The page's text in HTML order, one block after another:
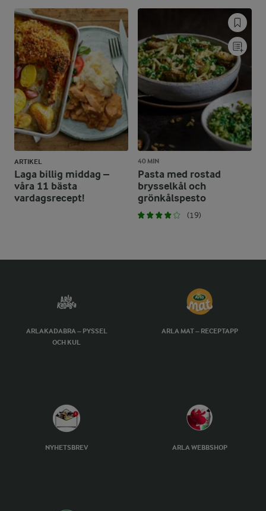
ARTIKEL
Laga billig middag –
våra 11 bästa
vardagsrecept!
40 MIN
Pasta med rostad
brysselkål och
grönkålspesto
(19)
ARLAKADABRA – PYSSEL
OCH KUL
ARLA MAT – RECEPTAPP
NYHETSBREV ARLA WEBBSHOP